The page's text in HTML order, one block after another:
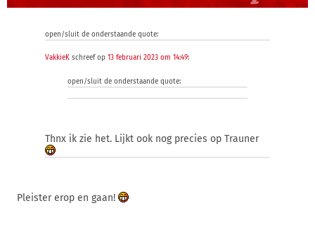
open/sluit de onderstaande quote:
VakkieK schreef op 13 februari 2023 om 14:49:
open/sluit de onderstaande quote:
Thnx ik zie het. Lijkt ook nog precies op Trauner
Pleister erop en gaan!